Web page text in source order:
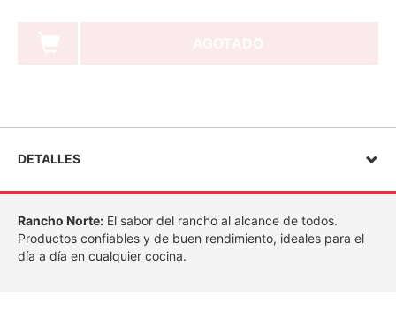
DETALLES
Rancho Norte: El sabor del rancho al alcance de todos.
Productos confiables y de buen rendimiento, ideales para el
día a día en cualquier cocina.